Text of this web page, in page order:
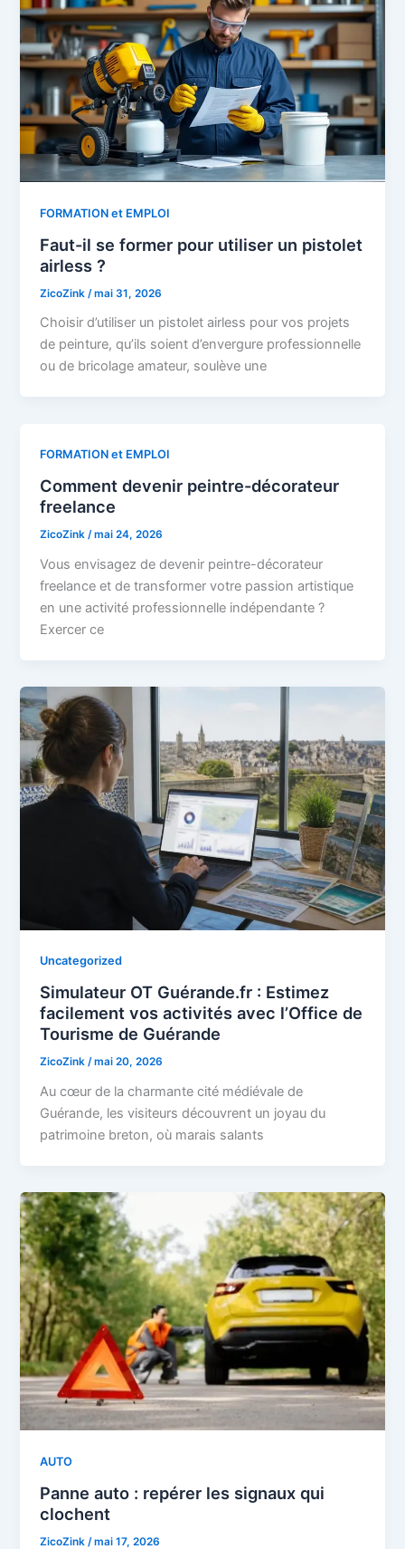
FORMATION et EMPLOI
Faut-il se former pour utiliser un pistolet
airless ?
ZicoZink /mai 31, 2026
Choisir d’utiliser un pistolet airless pour vos projets
de peinture, qu’ils soient d’envergure professionnelle
ou de bricolage amateur, soulève une
FORMATION et EMPLOI
Comment devenir peintre-décorateur
freelance
ZicoZink/mai 24, 2026
Vous envisagez de devenir peintre-décorateur
freelance et de transformer votre passion artistique
en une activité professionnelle indépendante ?
Exercer ce
Uncategorized
Simulateur OT Guérande.fr : Estimez
facilement vos activités avec l’Office de
Tourisme de Guérande
ZicoZink/mai 20, 2026
Au cœur de la charmante cité médiévale de
Guérande, les visiteurs découvrent un joyau du
patrimoine breton, où marais salants
AUTO
Panne auto : repérer les signaux qui
clochent
ZicoZink/mai 17, 2026